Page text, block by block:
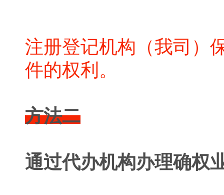
注册登记机构（我司）
件的权利。
方法二
通过代办机构办理确权